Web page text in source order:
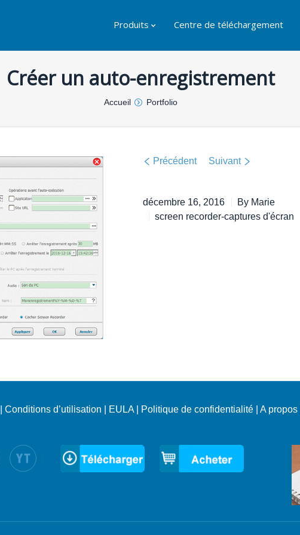
Produits Centre de téléchargement
Créer un auto-enregistrement
Accueil Portfolio
Précédent Suivant
décembre 16, 2016 By Marie
screen recorder-captures d'écran
Conditions d’utilisation EULA| Politique de confidentialité| A propos|